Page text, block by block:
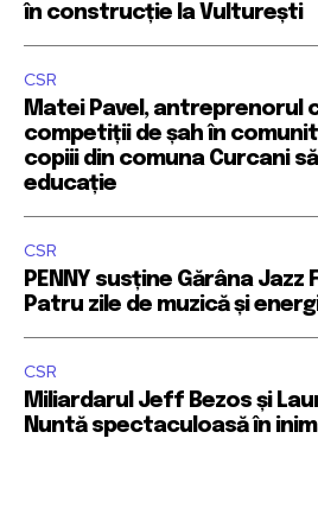
în construcție la Vulturești
CSR
Matei Pavel, antreprenorul
competiții de șah în
copiii din comuna Curcani
educație
CSR
PENNY susține Gărâna Jazz
Patru zile de muzică și
CSR
Miliardarul Jeff Bezos și
Nuntă spectaculoasă în